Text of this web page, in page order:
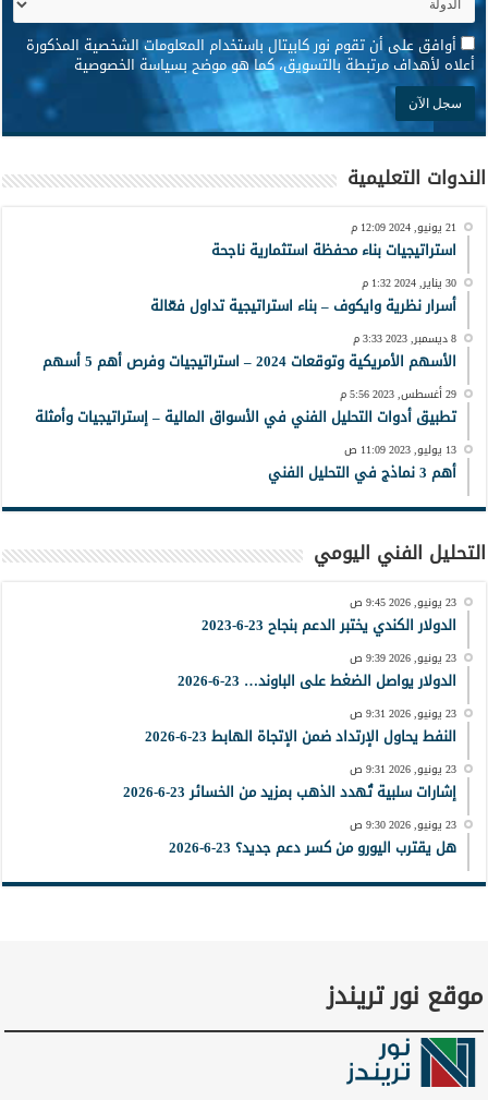
* أوافق على أن تقوم نور كابيتال باستخدام المعلومات الشخصية المذكورة
أعلاه لأهداف مرتبطة بالتسويق، كما هو موضح بسياسة الخصوصية
الندوات التعليمية
21 يونيو, 2024 12:09 م
استراتيجيات بناء محفظة استثمارية ناجحة
30 يناير, 2024 1:32 م
أسرار نظرية وايكوف – بناء استراتيجية تداول فعّالة
8 ديسمبر, 2023 3:33 م
الأسهم الأمريكية وتوقعات 2024 – استراتيجيات وفرص أهم 5 أسهم
29 أغسطس, 2023 5:56 م
تطبيق أدوات التحليل الفني في الأسواق المالية – إستراتيجيات وأمثلة
13 يوليو, 2023 11:09 ص
أهم 3 نماذج في التحليل الفني
التحليل الفني اليومي
23 يونيو, 2026 9:45 ص
الدولار الكندي يختبر الدعم بنجاح 23-6-2023
23 يونيو, 2026 9:39 ص
الدولار يواصل الضغط على الباوند… 23-6-2026
23 يونيو, 2026 9:31 ص
النفط يحاول الإرتداد ضمن الإتجاة الهابط 23-6-2026
23 يونيو, 2026 9:31 ص
إشارات سلبية تُهدد الذهب بمزيد من الخسائر 23-6-2026
23 يونيو, 2026 9:30 ص
هل يقترب اليورو من كسر دعم جديد؟ 23-6-2026
موقع نور تريندز